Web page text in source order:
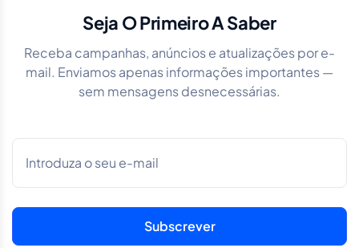
Seja O Primeiro A Saber
Receba campanhas, anúncios e atualizações por e-
mail. Enviamos apenas informações importantes —
sem mensagens desnecessárias.